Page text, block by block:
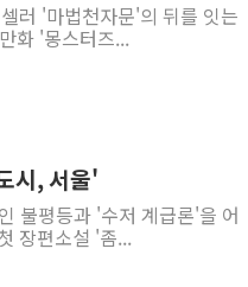
러 '마법천자문'의 뒤를 잇는
화 '몽스터즈...
시, 서울'
불평등과 '수저 계급론'을 어
장편소설 '좀...